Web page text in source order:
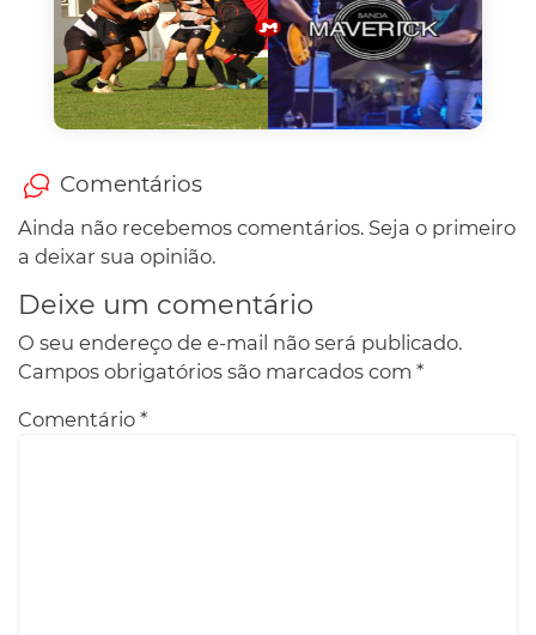
Comentários
Ainda não recebemos comentários. Seja o primeiro
a deixar sua opinião.
Deixe um comentário
O seu endereço de e-mail não será publicado.
Campos obrigatórios são marcados com *
Comentário *